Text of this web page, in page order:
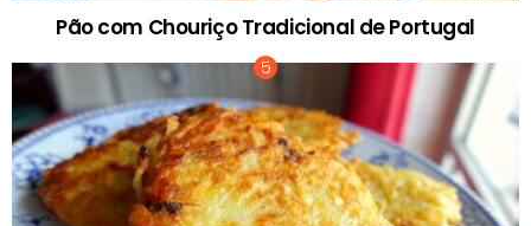
Pão com Chouriço Tradicional de Portugal